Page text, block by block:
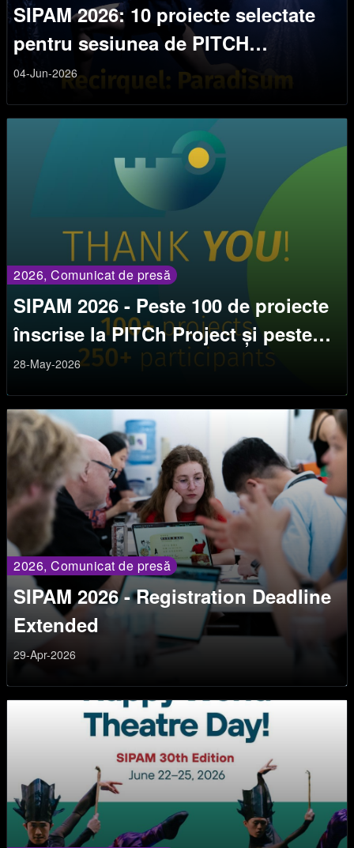
SIPAM 2026: 10 proiecte selectate
pentru sesiunea de PITCH
PROJECT
04-Jun-2026
2026, Comunicat de presă
SIPAM 2026 - Peste 100 de proiecte
înscrise la PITCh Project și peste
250 de participanți la cea de-a 30-a
ediție
28-May-2026
2026, Comunicat de presă
SIPAM 2026 - Registration Deadline
Extended
29-Apr-2026